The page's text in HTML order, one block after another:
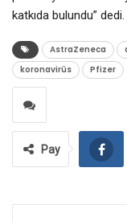
katkıda bulundu” dedi.
AstraZeneca
koronavirüs
Pfizer
Pay